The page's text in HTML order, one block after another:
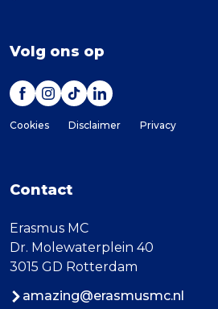
Volg ons op
Cookies Disclaimer Privacy
Contact
Erasmus MC
Dr. Molewaterplein 40
3015 GD Rotterdam
amazing@erasmusmc.nl